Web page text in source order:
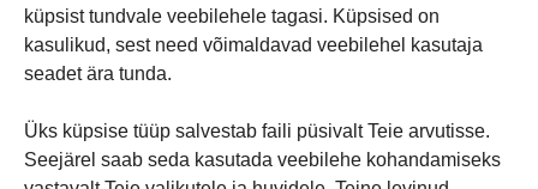
küpsist tundvale veebilehele tagasi. Küpsised on
kasulikud, sest need võimaldavad veebilehel kasutaja
seadet ära tunda.
Üks küpsise tüüp salvestab faili püsivalt Teie arvutisse.
Seejärel saab seda kasutada veebilehe kohandamiseks